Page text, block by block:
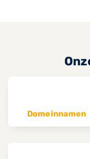
Domeinnamen